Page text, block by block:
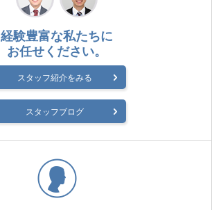
経験豊富な私たちに
お任せください。
スタッフ紹介をみる
スタッフブログ